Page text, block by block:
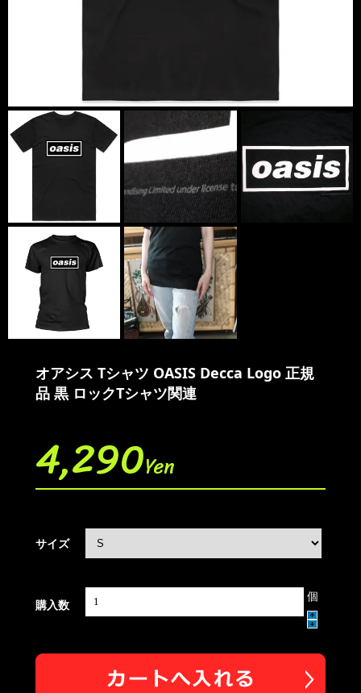
オアシス Tシャツ OASIS Decca Logo 正規
品 黒 ロックTシャツ関連
4,290Yen
サイズ
購入数
個